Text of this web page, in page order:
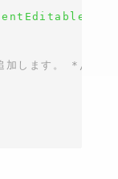
します。 */